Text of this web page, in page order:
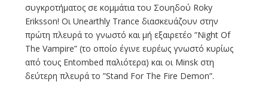
συγκροτήματος σε κομμάτια του Σουηδού Roky
Eriksson! Οι Unearthly Trance διασκευάζουν στην
πρώτη πλευρά το γνωστό και μή εξαιρετέο ”Night Of
The Vampire” (το οποίο έγινε ευρέως γνωστό κυρίως
από τους Entombed παλιότερα) και οι Minsk στη
δεύτερη πλευρά το ”Stand For The Fire Demon”.